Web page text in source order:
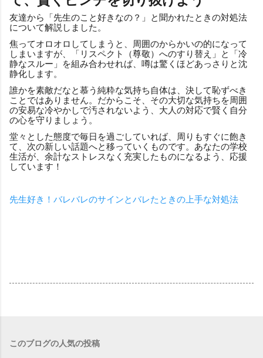
友達から「先生のこと好きなの？」と聞かれたときの対処法
について解説しました。
焦ってオロオロしてしまうと、周囲のからかいの的になって
しまいますが、「リスペクト（尊敬）へのすり替え」と「冷
静なスルー」を組み合わせれば、噂は驚くほどあっさりと沈
静化します。
誰かを素敵だなと慕う純粋な気持ち自体は、決して恥ずべき
ことではありません。だからこそ、その大切な気持ちを周囲
の安易な冷やかしで汚されないよう、大人の対応で賢く自分
の心を守りましょう。
堂々とした態度で毎日を過ごしていれば、周りもすぐに飽き
て、次の新しい話題へと移っていくものです。あなたの学校
生活が、余計なストレスなく充実したものになるよう、応援
しています！
先生好き！バレバレのサインとバレたときの上手な対処法
このブログの人気の投稿